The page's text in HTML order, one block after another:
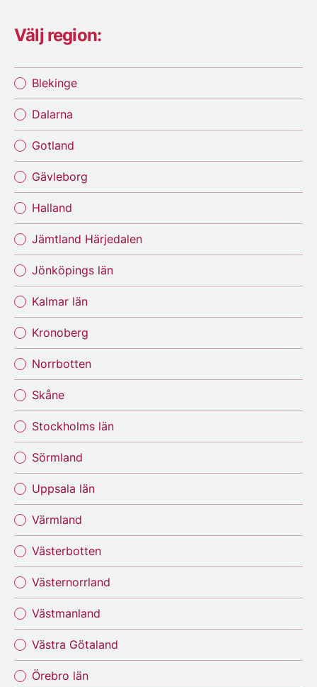
Välj region:
Blekinge
Dalarna
Gotland
Gävleborg
Halland
Jämtland Härjedalen
Jönköpings län
Kalmar län
Kronoberg
Norrbotten
Skåne
Stockholms län
Sörmland
Uppsala län
Värmland
Västerbotten
Västernorrland
Västmanland
Västra Götaland
Örebro län